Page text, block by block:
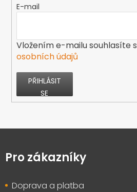
E-mail
Vložením e-mailu souhlasíte s
osobních údajů
PŘIHLÁSIT
SE
Z
pPro zákazníky
Doprava a platba